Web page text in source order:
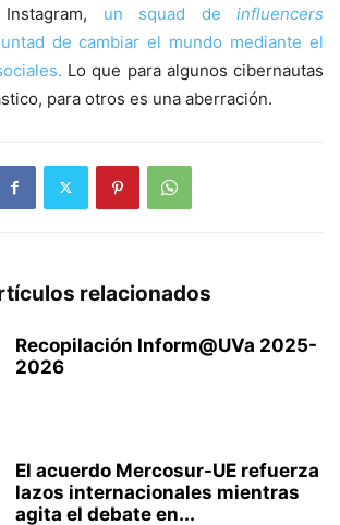
un squad de influencers
de cambiar el mundo mediante el
Lo que para algunos cibernautas
para otros es una aberración.
relacionados
Recopilación Inform@UVa 2025-
2026
El acuerdo Mercosur-UE refuerza
lazos internacionales mientras
agita el debate en...